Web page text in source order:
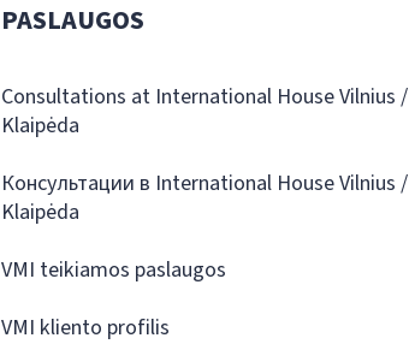
PASLAUGOS
Consultations at International House Vilnius /
Klaipėda
Консультации в International House Vilnius /
Klaipėda
VMI teikiamos paslaugos
VMI kliento profilis